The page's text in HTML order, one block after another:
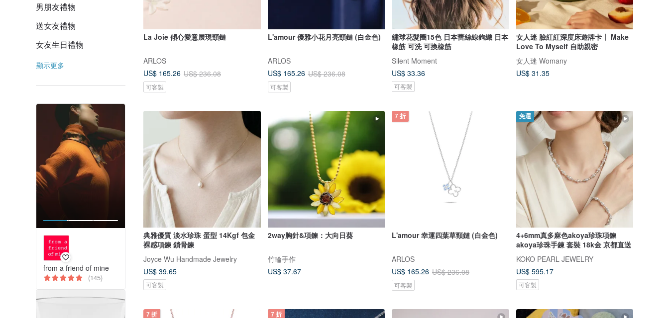
男朋友禮物
送女友禮物
女友生日禮物
顯示更多
from a friend of mine
(145)
La Joie 傾心愛意展現頸鏈
ARLOS
US$ 165.26 US$ 236.08
可客製
L'amour 優雅小花月亮頸鏈 (白金色)
ARLOS
US$ 165.26 US$ 236.08
可客製
繡球花髮圈15色 日本蕾絲線鉤織 日本
橡筋 可洗 可換橡筋
Silent Moment
US$ 33.36
可客製
女人迷 臉紅紅深度床遊牌卡丨 Make
Love To Myself 自助親密
女人迷 Womany
US$ 31.35
典雅優質 淡水珍珠 蛋型 14Kgf 包金
裸感項鍊 鎖骨鍊
Joyce Wu Handmade Jewelry
US$ 39.65
可客製
2way胸針&項鍊：大向日葵
竹輪手作
US$ 37.67
7 折
L'amour 幸運四葉草頸鏈 (白金色)
ARLOS
US$ 165.26 US$ 236.08
可客製
免運
4+6mm真多麻色akoya珍珠項鍊
akoya珍珠手鍊 套裝 18k金 京都直送
KOKO PEARL JEWELRY
US$ 595.17
可客製
7 折 7 折